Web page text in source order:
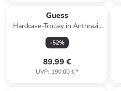
Guess
Hardcase-Trolley in Anthrazit
- (B)32 x (H)53 x (T)22 cm
-52%
89,99 €
UVP: 190,00 €*